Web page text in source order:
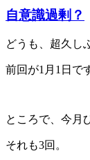
自意識過剰？
どうも、超久し
前回が1月1日で
ところで、今月
それも3回。